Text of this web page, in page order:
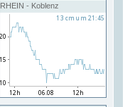
RHEIN - Koblenz